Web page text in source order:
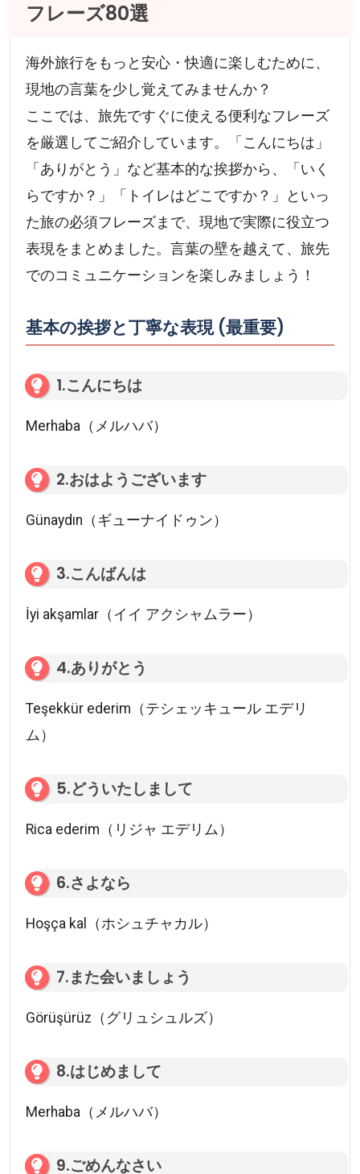
フレーズ80選
海外旅行をもっと安心・快適に楽しむために、
現地の言葉を少し覚えてみませんか？
ここでは、旅先ですぐに使える便利なフレーズ
を厳選してご紹介しています。「こんにちは」
「ありがとう」など基本的な挨拶から、「いく
らですか？」「トイレはどこですか？」といっ
た旅の必須フレーズまで、現地で実際に役立つ
表現をまとめました。言葉の壁を越えて、旅先
でのコミュニケーションを楽しみましょう！
基本の挨拶と丁寧な表現 (最重要)
1.こんにちは
Merhaba（メルハバ）
2.おはようございます
Günaydın（ギューナイドゥン）
3.こんばんは
İyi akşamlar（イイ アクシャムラー）
4.ありがとう
Teşekkür ederim（テシェッキュール エデリ
ム）
5.どういたしまして
Rica ederim（リジャ エデリム）
6.さよなら
Hoşça kal（ホシュチャカル）
7.また会いましょう
Görüşürüz（グリュシュルズ）
8.はじめまして
Merhaba（メルハバ）
9.ごめんなさい